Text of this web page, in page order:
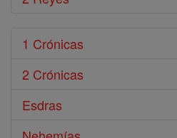
1 Crónicas
2 Crónicas
Esdras